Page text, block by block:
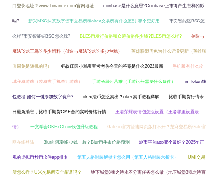
口登录地址？www.binance.com官网地址 coinbase是什么意思?Coinbase上市将产生怎样的影
响? 新兴MXC抹茶数字货币交易所和okex交易所有什么区别 哪个更好用 币安智能链BSC怎
么样?币安智能链BSC怎么玩? BLES币发行价格和众筹价格多少钱?BLES币怎么样? 创造与
魔法飞龙王鸟吃多少饲料（创造与魔法飞龙吃多少包稳） 英雄联盟周免为什么还没更新（英雄联
盟周免是随机的吗） 蚂蚁庄园小鸡宝宝考考你今天的答案是什么2022最新 手机版有什么攻
城守城游戏（攻城类手机单机游戏） 手游长线运营难（手游运营需要什么条件） imToken钱
包教程 如何一键添加数字资产? okex法币怎么卖出？okex卖币教程详解 比特币期货行情今
日最新消息，比特币期货CME合约实时价格行情 王者荣耀表情包怎么设置（王者哪里设置表
情） 一文学会OKExChain钱包升级教程 Gate.io官方登陆网页版打不开？芝麻交易所Gate官
网在线登陆 Blur能涨到多少钱一枚？Blur币牛市价格预测 炒币平台app哪个最好？2025年正
规的虚拟币炒币软件app排名 第五人格时装解锁卡怎么用（第五人格时装六折卡） UMI交易
所怎么样？U米交易所安全靠谱吗？ 地下城堡3魂之诗永不分离任务怎么做（地下城堡3魂之诗百